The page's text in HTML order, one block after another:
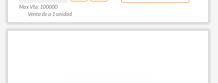
Max Vta: 100000
Venta de a 1 unidad